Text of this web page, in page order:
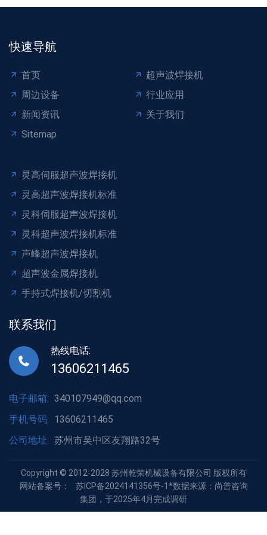
快速导航
首页
超声波焊接机
周边设备
行业应用
新闻资讯
关于我们
Sitemap
灵高伺服超声波焊接机
灵高超声波焊接机标准
灵科伺服超声波焊接机
灵科超声波焊接机标准
声峰超声波焊接机
超声波金属焊接机
手持式焊接机/切割机
联系我们
热线电话:
13606211465
电子邮箱: 340107949@qq.com
手机号码: 13606211465
公司地址: 苏州市吴中区友翔路32号
Copyright © 2012-2028 苏州乾荣机械设备有限公司 版权所有
网站备案号：
苏ICP备2024141356号-1 *数据来源：尚普咨询
集团，于2025年4月完成调研